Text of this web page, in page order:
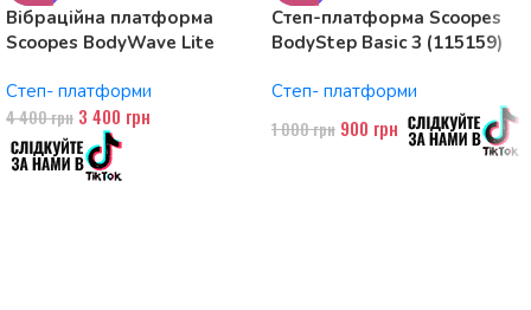
Вібраційна платформа
Scoopes BodyWave Lite
Степ- платформи
4 400грн 3 400 грн
Степ-платформа Scoopes
BodyStep Basic 3 (115159)
рівні
Степ- платформи
1 000грн 900 грн